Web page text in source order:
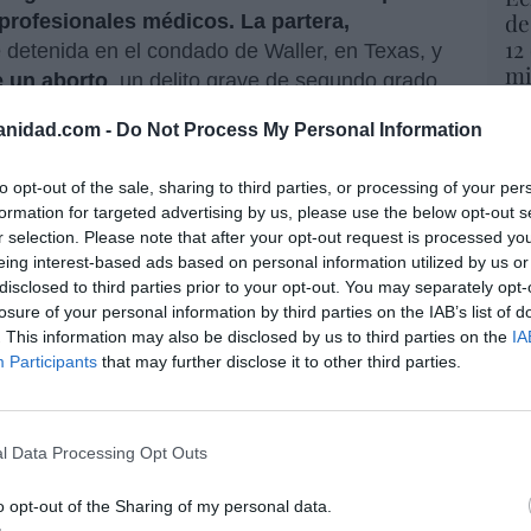
- Do Not Process My Personal Information
opt-out of the sale, sharing to third parties, or processing of your
for targeted advertising by us, please use the below opt-out
selection. Please note that after your opt-out request is processed
interest-based ads based on personal information utilized by us
to third parties prior to your opt-out. You may separately
of your personal information by third parties on the IAB’s list of
This information may also be disclosed by us to third parties on the
Participants that may further disclose it to other third parties.
Data Processing Opt Outs
opt-out of the Sharing of my personal data.
médicos. La partera,
detenida en el condado de Waller, en Texas, y
un aborto, un delito grave de segundo grado,
licencia.
las leyes provida de nuestro estado y
sin licencia que ponen en peligro la
ilegales sean plenamente perseguidas",
Texas, por lo que se detiene a las personas
implicados realizaban actos médicos sin
ser castigados por la justicia. Pero la
tal manera el aborto que venden el caso
señora qe 'sólo' quería ayudar.
las tres clínicas de la doctora María": la
y